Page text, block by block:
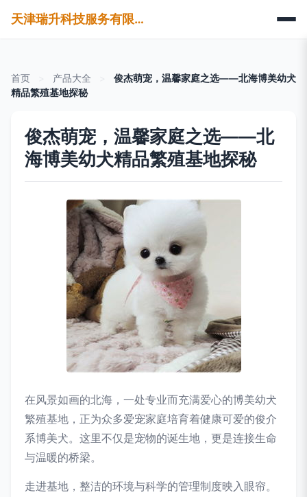
天津瑞升科技服务有限公司
首页 产品大全
俊杰萌宠，温馨家庭之选——北海博美幼犬
精品繁殖基地探秘
俊杰萌宠，温馨家庭之选——北
海博美幼犬精品繁殖基地探秘
在风景如画的北海，一处专业而充满爱心的博美幼犬
繁殖基地，正为众多爱宠家庭培育着健康可爱的俊介
系博美犬。这里不仅是宠物的诞生地，更是连接生命
与温暖的桥梁。
走进基地，整洁的环境与科学的管理制度映入眼帘。